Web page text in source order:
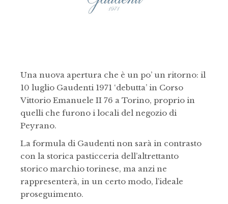
Una nuova apertura che è un po’ un ritorno: il
10 luglio Gaudenti 1971 ‘debutta’ in Corso
Vittorio Emanuele II 76 a Torino, proprio in
quelli che furono i locali del negozio di
Peyrano.
La formula di Gaudenti non sarà in contrasto
con la storica pasticceria dell’altrettanto
storico marchio torinese, ma anzi ne
rappresenterà, in un certo modo, l’ideale
proseguimento.